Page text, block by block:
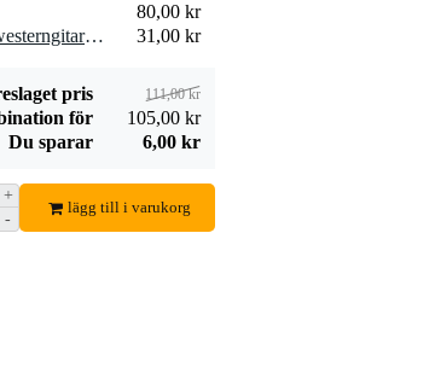
80,00 kr
1 x Fazley AGS03 strängpaket akustisk westerngitarr (medium light)
31,00 kr
pris 111,00 kr
för
105,00 kr
Du sparar
6,00 kr
+
-
lägg till i varukorg